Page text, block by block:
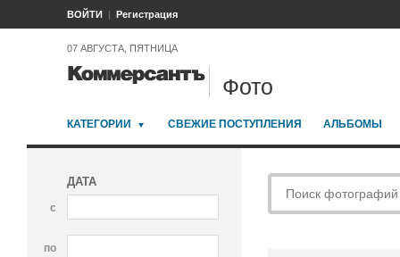
ВОЙТИ Регистрация
07 АВГУСТА, ПЯТНИЦА
Фото
КАТЕГОРИИ СВЕЖИЕ ПОСТУПЛЕНИЯ АЛЬБОМЫ
ДАТА
с
по